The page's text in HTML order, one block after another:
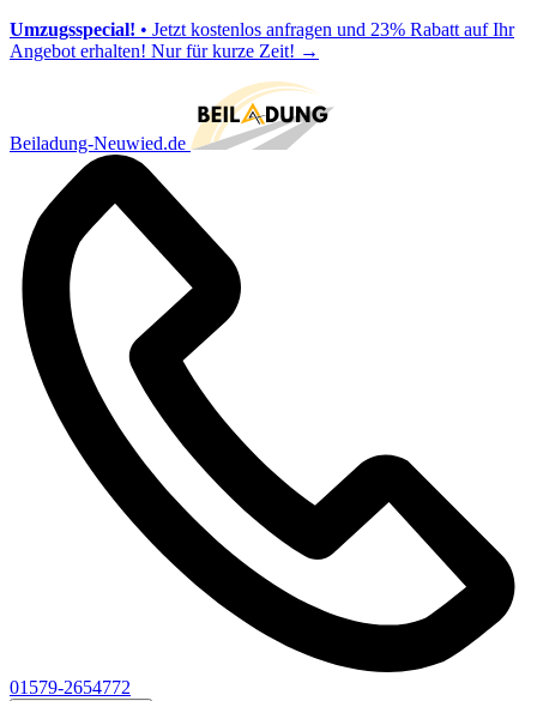
Umzugsspecial! • Jetzt kostenlos anfragen und 23% Rabatt auf Ihr
Angebot erhalten! Nur für kurze Zeit! →
Beiladung-Neuwied.de
01579-2654772